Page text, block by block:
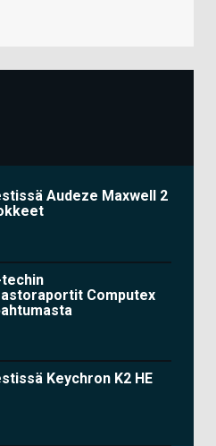
Audeze Maxwell 2
Computex
Keychron K2 HE